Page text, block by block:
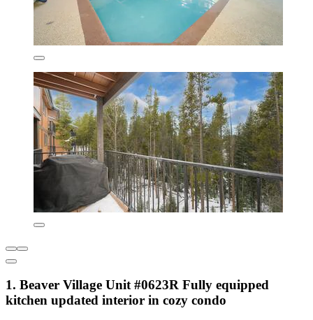
1. Beaver Village Unit #0623R Fully equipped
kitchen updated interior in cozy condo